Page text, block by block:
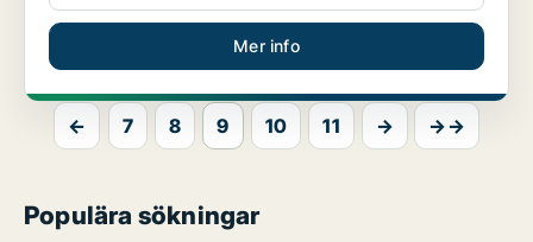
Mer info
← 7 8 9 10 11 → →→
Populära sökningar